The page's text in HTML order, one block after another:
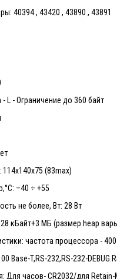
40394 , 43420 , 43890 , 43891
L - Ограничение до 360 байт
(83max)
–40 ÷ +55
не более, Вт: 28 Вт
кБайт+3 МБ (размер heap
частота процессора -
Base-T,RS-232,RS-232-
Для часов- CR2032/для Retain-